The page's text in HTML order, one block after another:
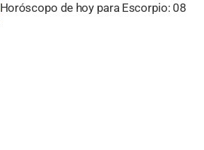
Horóscopo de hoy para Escorpio: 08